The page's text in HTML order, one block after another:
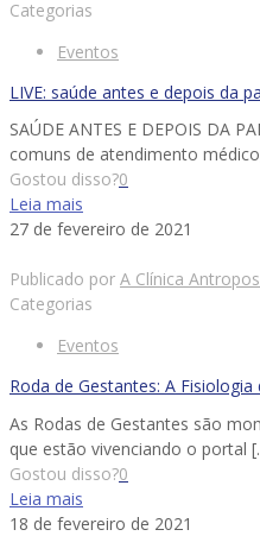
Categorias
Eventos
LIVE: saúde antes e depois da
SAÚDE ANTES E DEPOIS DA
comuns de atendimento
Gostou disso?0
Leia mais
27 de fevereiro de 2021
Publicado por A Clínica
Categorias
Eventos
Roda de Gestantes: A
As Rodas de Gestantes são
que estão vivenciando o portal
Gostou disso?0
Leia mais
18 de fevereiro de 2021